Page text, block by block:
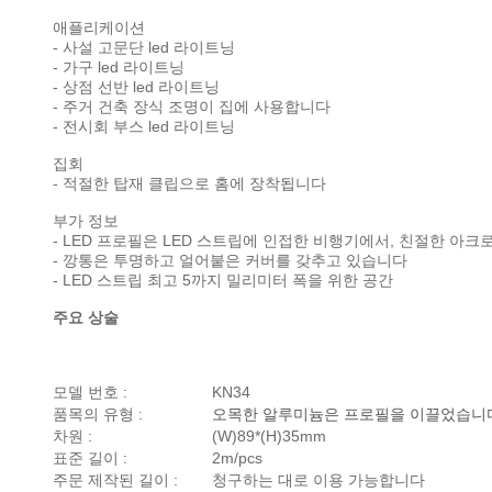
애플리케이션
- 사설 고문단 led 라이트닝
- 가구 led 라이트닝
- 상점 선반 led 라이트닝
- 주거 건축 장식 조명이 집에 사용합니다
- 전시회 부스 led 라이트닝
집회
- 적절한 탑재 클립으로 홈에 장착됩니다
부가 정보
- LED 프로필은 LED 스트립에 인접한 비행기에서, 친절한 아크
- 깡통은 투명하고 얼어붙은 커버를 갖추고 있습니다
- LED 스트립 최고 5까지 밀리미터 폭을 위한 공간
주요 상술
모델 번호 :
KN34
품목의 유형 :
오목한 알루미늄은 프로필을 이끌었습니
차원 :
(W)89*(H)35mm
표준 길이 :
2m/pcs
주문 제작된 길이 :
청구하는 대로 이용 가능합니다